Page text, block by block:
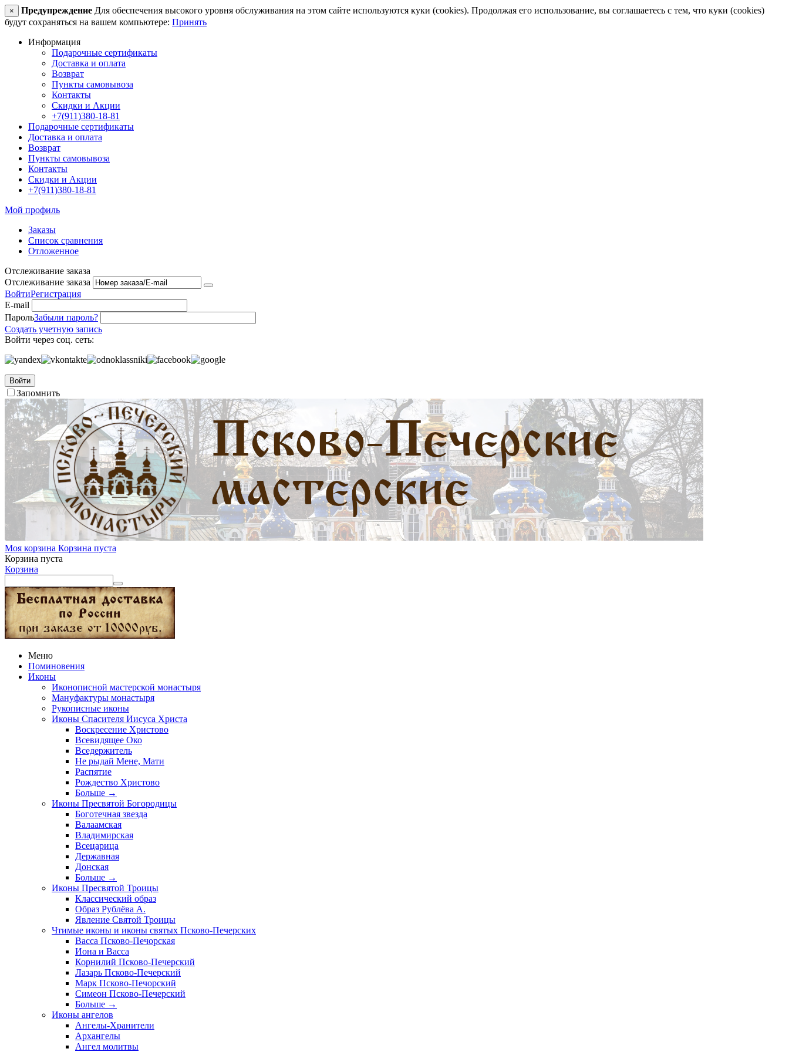
× Предупреждение Для обеспечения высокого уровня обслуживания на этом сайте используются куки (cookies). Продолжая его использование, вы соглашаетесь с тем, что куки (cookies)
будут сохраняться на вашем компьютере: Принять
Информация
Подарочные сертификаты
Доставка и оплата
Возврат
Пункты самовывоза
Контакты
Скидки и Акции
+7(911)380-18-81
Подарочные сертификаты
Доставка и оплата
Возврат
Пункты самовывоза
Контакты
Скидки и Акции
+7(911)380-18-81
Мой профиль
Заказы
Список сравнения
Отложенное
Отслеживание заказа
Отслеживание заказа
ВойтиРегистрация
E-mail
ПарольЗабыли пароль?
Создать учетную запись
Войти через соц. сеть:
Войти
Запомнить
Моя корзина Корзина пуста
Корзина пуста
Корзина
Меню
Поминовения
Иконы
Иконописной мастерской монастыря
Мануфактуры монастыря
Рукописные иконы
Иконы Спасителя Иисуса Христа
Воскресение Христово
Всевидящее Око
Вседержитель
Не рыдай Мене, Мати
Распятие
Рождество Христово
Больше →
Иконы Пресвятой Богородицы
Боготечная звезда
Валаамская
Владимирская
Всецарица
Державная
Донская
Больше →
Иконы Пресвятой Троицы
Классический образ
Образ Рублёва А.
Явление Святой Троицы
Чтимые иконы и иконы святых Псково-Печерских
Васса Псково-Печорская
Иона и Васса
Корнилий Псково-Печерский
Лазарь Псково-Печерский
Марк Псково-Печорский
Симеон Псково-Печерский
Больше →
Иконы ангелов
Ангелы-Хранители
Архангелы
Ангел молитвы